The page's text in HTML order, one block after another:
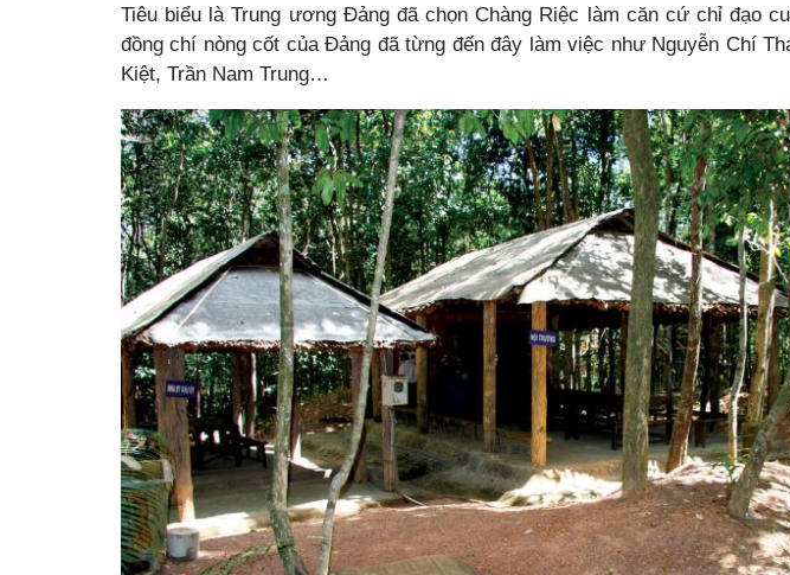
Tiêu biểu là Trung ương Đảng đã chọn Chàng Riệc làm căn cứ chỉ đạo
đồng chí nòng cốt của Đảng đã từng đến đây làm việc như Nguyễn Chí
Kiệt, Trần Nam Trung…